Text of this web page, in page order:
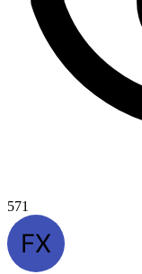
571